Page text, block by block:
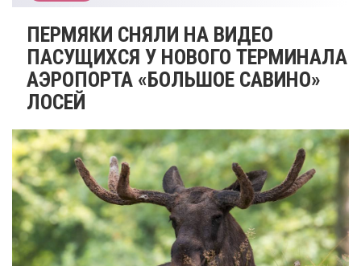
ПЕРМЯКИ СНЯЛИ НА ВИДЕО
ПАСУЩИХСЯ У НОВОГО ТЕРМИНАЛА
АЭРОПОРТА «БОЛЬШОЕ САВИНО»
ЛОСЕЙ